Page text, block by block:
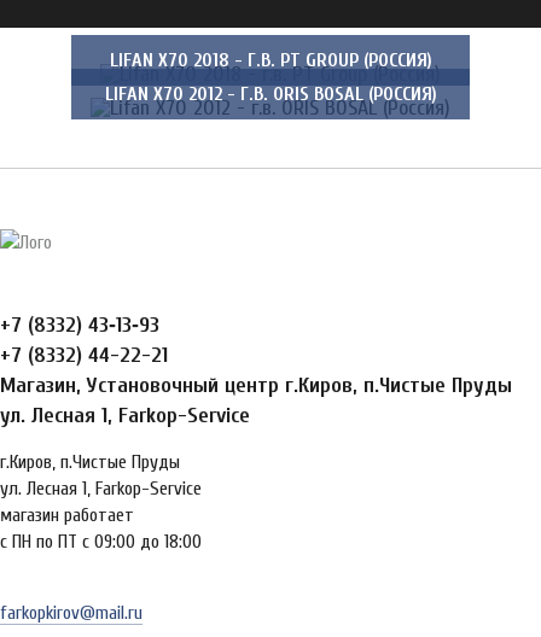
LIFAN X70 2018 - Г.В. PT GROUP (РОССИЯ)
LIFAN X70 2012 - Г.В. ORIS BOSAL (РОССИЯ)
+7 (8332) 43‑13‑93
+7 (8332) 44-22-21
Магазин, Установочный центр г.Киров, п.Чистые Пруды
ул. Лесная 1, Farkop-Service
г.Киров, п.Чистые Пруды
ул. Лесная 1, Farkop-Service
магазин работает
с ПН по ПТ с 09:00 до 18:00
farkopkirov@mail.ru